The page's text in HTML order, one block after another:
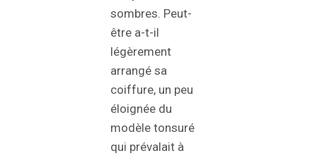
sombres. Peut-
être a-t-il
légèrement
arrangé sa
coiffure, un peu
éloignée du
modèle tonsuré
qui prévalait à